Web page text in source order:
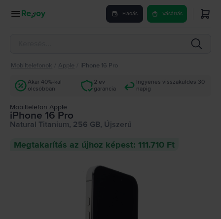
Eladás Vásárlás
Mobiltelefonok Apple iPhone 16 Pro
Akár 40%-kal
olcsóbban
2 év
garancia
Ingyenes visszaküldés 30
napig
Mobiltelefon Apple
iPhone 16 Pro
Natural Titanium, 256 GB, Újszerű
Megtakarítás az újhoz képest: 111.710 Ft